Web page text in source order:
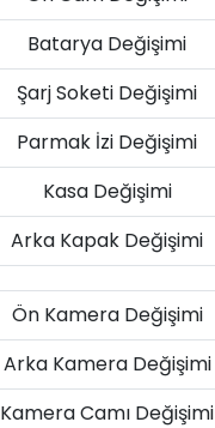
Batarya Değişimi
Şarj Soketi Değişimi
Parmak İzi Değişimi
Kasa Değişimi
Arka Kapak Değişimi
Ön Kamera Değişimi
Arka Kamera Değişimi
Kamera Camı Değişimi